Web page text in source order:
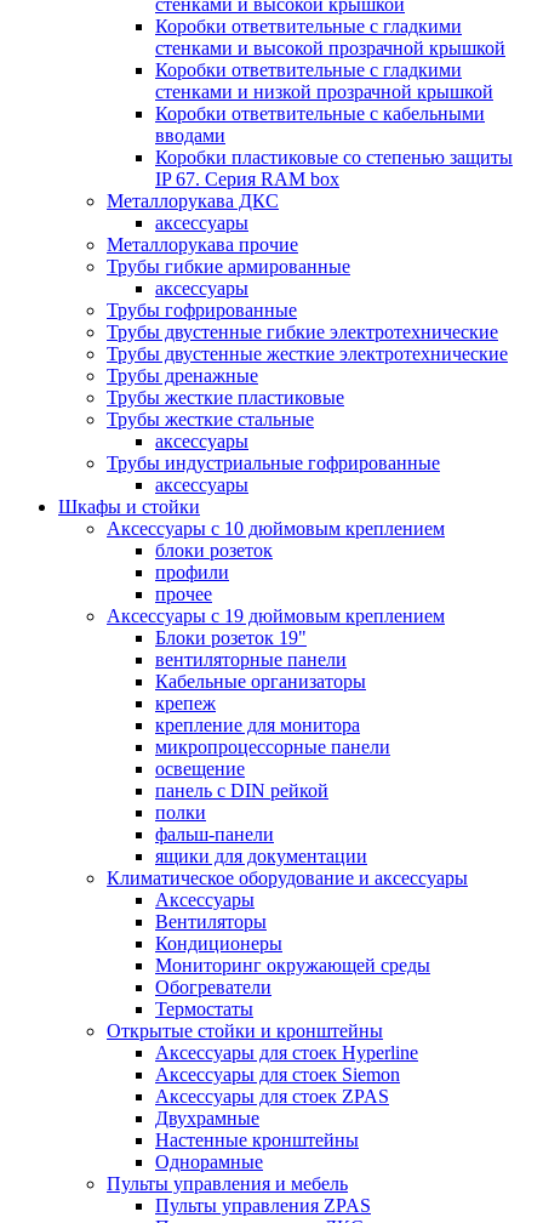
Коробки ответвительные с гладкими
стенками и высокой прозрачной крышкой
Коробки ответвительные с гладкими
стенками и низкой прозрачной крышкой
Коробки ответвительные с кабельными
вводами
Коробки пластиковые со степенью защиты
IP 67. Серия RAM box
Металлорукава ДКС
аксессуары
Металлорукава прочие
Трубы гибкие армированные
аксессуары
Трубы гофрированные
Трубы двустенные гибкие электротехнические
Трубы двустенные жесткие электротехнические
Трубы дренажные
Трубы жесткие пластиковые
Трубы жесткие стальные
аксессуары
Трубы индустриальные гофрированные
аксессуары
Шкафы и стойки
Аксессуары с 10 дюймовым креплением
блоки розеток
профили
прочее
Аксессуары с 19 дюймовым креплением
Блоки розеток 19"
вентиляторные панели
Кабельные организаторы
крепеж
крепление для монитора
микропроцессорные панели
освещение
панель с DIN рейкой
полки
фальш-панели
ящики для документации
Климатическое оборудование и аксессуары
Аксессуары
Вентиляторы
Кондиционеры
Мониторинг окружающей среды
Обогреватели
Термостаты
Открытые стойки и кронштейны
Аксессуары для стоек Hyperline
Аксессуары для стоек Siemon
Аксессуары для стоек ZPAS
Двухрамные
Настенные кронштейны
Однорамные
Пульты управления и мебель
Пульты управления ZPAS